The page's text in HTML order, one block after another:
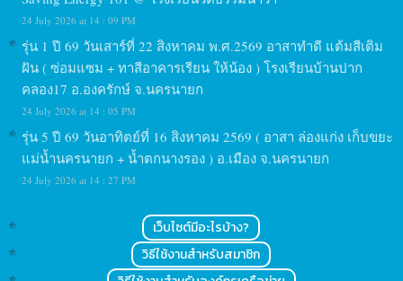
24 July 2026 at 14 : 09 PM
รุ่น 1 ปี 69 วันเสาร์ที่ 22 สิงหาคม พ.ศ.2569 อาสาทำดี แต้มสีเติม
ฝัน ( ซ่อมแซม + ทาสีอาคารเรียน ให้น้อง ) โรงเรียนบ้านปาก
คลอง17 อ.องครักษ์ จ.นครนายก
24 July 2026 at 14 : 05 PM
รุ่น 5 ปี 69 วันอาทิตย์ที่ 16 สิงหาคม 2569 ( อาสา ล่องแก่ง เก็บขยะ
แม่น้ำนครนายก + น้ำตกนางรอง ) อ.เมือง จ.นครนายก
24 July 2026 at 14 : 27 PM
เว็บไซต์มีอะไรบ้าง?
วิธีใช้งานสำหรับสมาชิก